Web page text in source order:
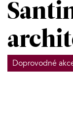
Doprovodné